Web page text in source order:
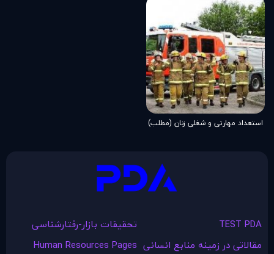
استعداد مهارتی و شغلی زنان (مطلب)
TEST PDA
تحقیقات بازار-رفتارشناسی
مقالاتی در زمينه منابع انسانی Human Resources Pages